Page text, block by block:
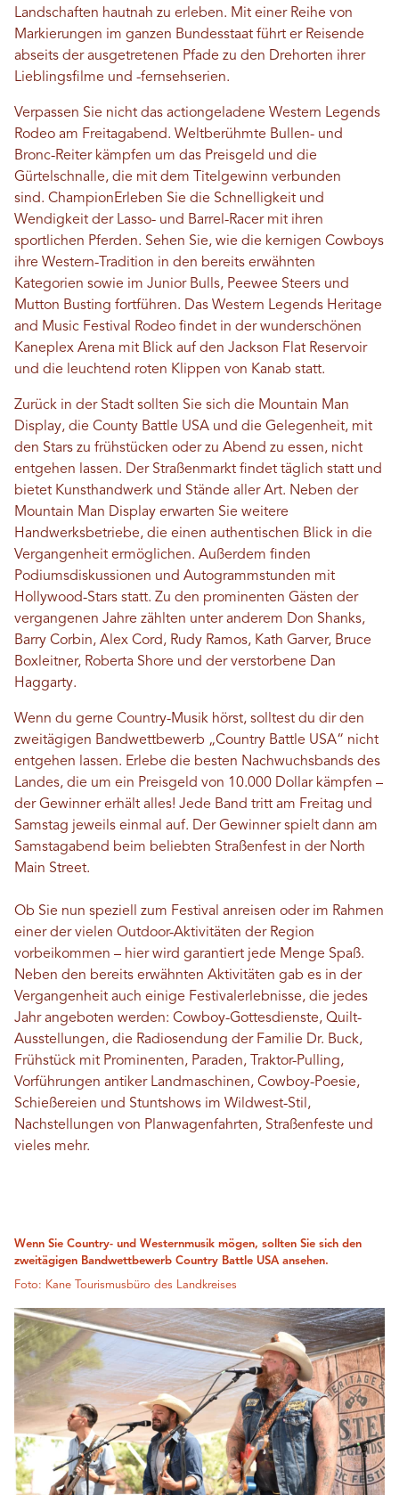
Landschaften hautnah zu erleben. Mit einer Reihe von
Markierungen im ganzen Bundesstaat führt er Reisende
abseits der ausgetretenen Pfade zu den Drehorten ihrer
Lieblingsfilme und -fernsehserien.
Verpassen Sie nicht das actiongeladene Western Legends
Rodeo am Freitagabend. Weltberühmte Bullen- und
Bronc-Reiter kämpfen um das Preisgeld und die
Gürtelschnalle, die mit dem Titelgewinn verbunden
sind. ChampionErleben Sie die Schnelligkeit und
Wendigkeit der Lasso- und Barrel-Racer mit ihren
sportlichen Pferden. Sehen Sie, wie die kernigen Cowboys
ihre Western-Tradition in den bereits erwähnten
Kategorien sowie im Junior Bulls, Peewee Steers und
Mutton Busting fortführen. Das Western Legends Heritage
and Music Festival Rodeo findet in der wunderschönen
Kaneplex Arena mit Blick auf den Jackson Flat Reservoir
und die leuchtend roten Klippen von Kanab statt.
Zurück in der Stadt sollten Sie sich die Mountain Man
Display, die County Battle USA und die Gelegenheit, mit
den Stars zu frühstücken oder zu Abend zu essen, nicht
entgehen lassen. Der Straßenmarkt findet täglich statt und
bietet Kunsthandwerk und Stände aller Art. Neben der
Mountain Man Display erwarten Sie weitere
Handwerksbetriebe, die einen authentischen Blick in die
Vergangenheit ermöglichen. Außerdem finden
Podiumsdiskussionen und Autogrammstunden mit
Hollywood-Stars statt. Zu den prominenten Gästen der
vergangenen Jahre zählten unter anderem Don Shanks,
Barry Corbin, Alex Cord, Rudy Ramos, Kath Garver, Bruce
Boxleitner, Roberta Shore und der verstorbene Dan
Haggarty.
Wenn du gerne Country-Musik hörst, solltest du dir den
zweitägigen Bandwettbewerb „Country Battle USA“ nicht
entgehen lassen. Erlebe die besten Nachwuchsbands des
Landes, die um ein Preisgeld von 10.000 Dollar kämpfen –
der Gewinner erhält alles! Jede Band tritt am Freitag und
Samstag jeweils einmal auf. Der Gewinner spielt dann am
Samstagabend beim beliebten Straßenfest in der North
Main Street.
Ob Sie nun speziell zum Festival anreisen oder im Rahmen
einer der vielen Outdoor-Aktivitäten der Region
vorbeikommen – hier wird garantiert jede Menge Spaß.
Neben den bereits erwähnten Aktivitäten gab es in der
Vergangenheit auch einige Festivalerlebnisse, die jedes
Jahr angeboten werden: Cowboy-Gottesdienste, Quilt-
Ausstellungen, die Radiosendung der Familie Dr. Buck,
Frühstück mit Prominenten, Paraden, Traktor-Pulling,
Vorführungen antiker Landmaschinen, Cowboy-Poesie,
Schießereien und Stuntshows im Wildwest-Stil,
Nachstellungen von Planwagenfahrten, Straßenfeste und
vieles mehr.
Wenn Sie Country- und Westernmusik mögen, sollten Sie sich den
zweitägigen Bandwettbewerb Country Battle USA ansehen.
Foto: Kane Tourismusbüro des Landkreises